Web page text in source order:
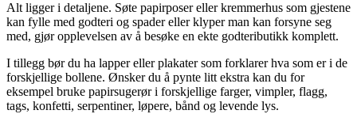
Alt ligger i detaljene. Søte papirposer eller kremmerhus som gjestene
kan fylle med godteri og spader eller klyper man kan forsyne seg
med, gjør opplevelsen av å besøke en ekte godteributikk komplett.
I tillegg bør du ha lapper eller plakater som forklarer hva som er i de
forskjellige bollene. Ønsker du å pynte litt ekstra kan du for
eksempel bruke papirsugerør i forskjellige farger, vimpler, flagg,
tags, konfetti, serpentiner, løpere, bånd og levende lys.